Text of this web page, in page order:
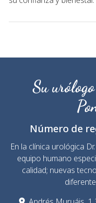
Su
Número de
En la clínica urológica
equipo humano
calidad; nuevas